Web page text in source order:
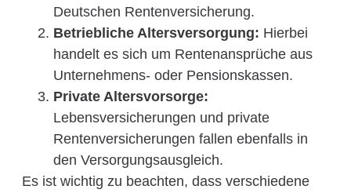
Deutschen Rentenversicherung.
Betriebliche Altersversorgung: Hierbei
handelt es sich um Rentenansprüche aus
Unternehmens- oder Pensionskassen.
Private Altersvorsorge:
Lebensversicherungen und private
Rentenversicherungen fallen ebenfalls in
den Versorgungsausgleich.
Es ist wichtig zu beachten, dass verschiedene